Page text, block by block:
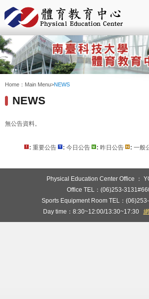
:::
Home： Main Menu>NEWS
NEWS
無公告資料。
: 重要公告 : 今日公告 : 昨日公告 : 一般
Physical Education Center Office ：
Office TEL：(06)253-
Sports Equipment Room TEL：
Day time：8:30~12:00/13:30~17:30